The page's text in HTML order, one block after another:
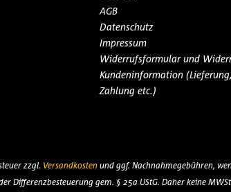
AGB
Datenschutz
Impressum
Widerrufsformular und
Kundeninformation
Zahlung etc.)
zzgl. Versandkosten und ggf. Nachnahmegebühren,
Differenzbesteuerung gem. § 25a UStG. Daher keine